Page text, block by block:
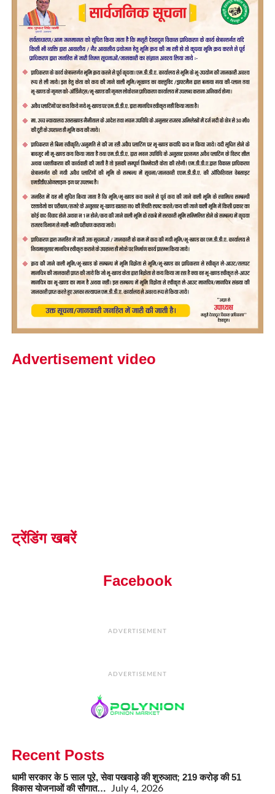
Advertisement video
ट्रेंडिंग खबरें
Facebook
ADVERTISEMENT
ADVERTISEMENT
Recent Posts
धामी सरकार के 5 साल पूरे, सेवा पखवाड़े की शुरुआत; 219 करोड़ की 51
विकास योजनाओं की सौगात…
July 4, 2026